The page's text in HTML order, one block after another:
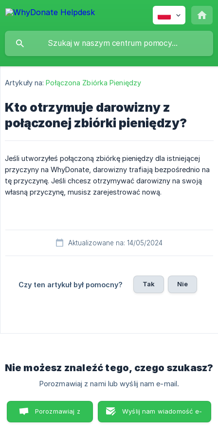
Artykuły na: Połączona Zbiórka Pieniędzy
Kto otrzymuje darowizny z
połączonej zbiórki pieniędzy?
Jeśli utworzyłeś połączoną zbiórkę pieniędzy dla istniejącej
przyczyny na WhyDonate, darowizny trafiają bezpośrednio na
tę przyczynę. Jeśli chcesz otrzymywać darowizny na swoją
własną przyczynę, musisz zarejestrować nową.
Aktualizowane na: 14/05/2024
Czy ten artykuł był pomocny? Tak Nie
Nie możesz znaleźć tego, czego szukasz?
Porozmawiaj z nami lub wyślij nam e-mail.
Porozmawiaj z Wyślij nam wiadomość e-